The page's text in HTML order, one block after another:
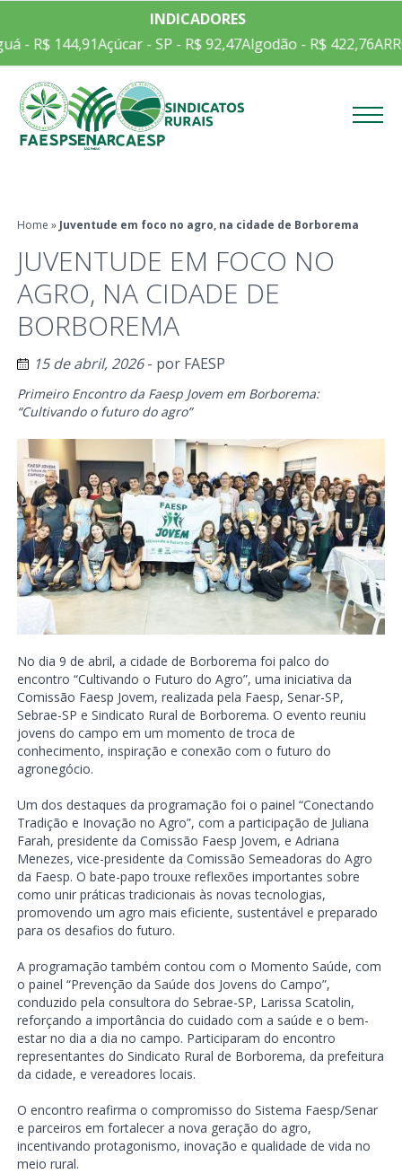
INDICADORES
144,91Açúcar - SP - R$ 92,47Algodão - R$ 422,76ARROZ
Home » Juventude em foco no agro, na cidade de Borborema
JUVENTUDE EM FOCO NO
AGRO, NA CIDADE DE
BORBOREMA
15 de abril, 2026- por FAESP
Primeiro Encontro da Faesp Jovem em Borborema:
“Cultivando o futuro do agro”
No dia 9 de abril, a cidade de Borborema foi palco do
encontro “Cultivando o Futuro do Agro”, uma iniciativa da
Comissão Faesp Jovem, realizada pela Faesp, Senar-SP,
Sebrae-SP e Sindicato Rural de Borborema. O evento reuniu
jovens do campo em um momento de troca de
conhecimento, inspiração e conexão com o futuro do
agronegócio.
Um dos destaques da programação foi o painel “Conectando
Tradição e Inovação no Agro”, com a participação de Juliana
Farah, presidente da Comissão Faesp Jovem, e Adriana
Menezes, vice-presidente da Comissão Semeadoras do Agro
da Faesp. O bate-papo trouxe reflexões importantes sobre
como unir práticas tradicionais às novas tecnologias,
promovendo um agro mais eficiente, sustentável e preparado
para os desafios do futuro.
A programação também contou com o Momento Saúde, com
o painel “Prevenção da Saúde dos Jovens do Campo”,
conduzido pela consultora do Sebrae-SP, Larissa Scatolin,
reforçando a importância do cuidado com a saúde e o bem-
estar no dia a dia no campo. Participaram do encontro
representantes do Sindicato Rural de Borborema, da prefeitura
da cidade, e vereadores locais.
O encontro reafirma o compromisso do Sistema Faesp/Senar
e parceiros em fortalecer a nova geração do agro,
incentivando protagonismo, inovação e qualidade de vida no
meio rural.